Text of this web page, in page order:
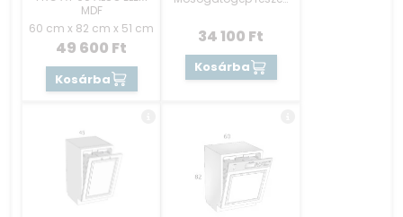
MDF
60 cm x 82 cm x 51 cm
49 600 Ft
Kosárba
34 100 Ft
Kosárba